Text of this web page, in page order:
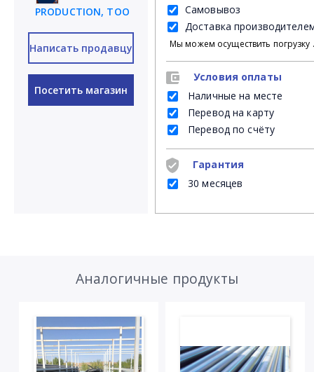
PRODUCTION, ТОО
Написать продавцу
Посетить магазин
Самовывоз
Доставка
Мы можем осуществить погрузку
Условия оплаты
Наличные на месте
Перевод на карту
Перевод по счёту
Гарантия
30 месяцев
Аналогичные продукты